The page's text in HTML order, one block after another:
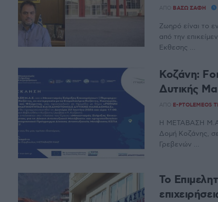
ΑΠΌ ΒΆΣΩ ΣΆΦΗ
Ζωηρό είναι το
από την
Έκθεσης ...
Κοζάνη:
Δυτικής
ΑΠΌ E-PTOLEMEOS
Η ΜΕΤΑΒΑΣΗ
Δομή Κοζάνης,
Γρεβενών ...
Το